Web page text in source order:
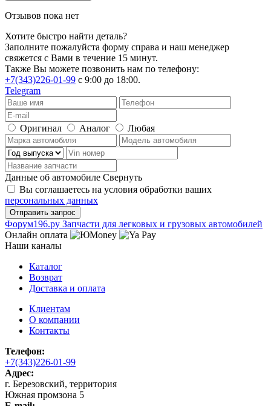
Отзывов пока нет
Хотите быстро найти деталь?
Заполните пожалуйста форму справа и наш менеджер
свяжется с Вами в течение 15 минут.
Также Вы можете позвонить нам по телефону:
+7(343)226-01-99 с 9:00 до 18:00.
Telegram
Оригинал Аналог Любая
Данные об автомобиле Свернуть
Вы соглашаетесь на условия обработки ваших
персональных данных
Фoрум196.ру Запчасти для легковых и грузовых автомобилей
Онлайн оплата
Наши каналы
Каталог
Возврат
Доставка и оплата
Клиентам
О компании
Контакты
Телефон:
+7(343)226-01-99
Адрес:
г. Березовский, территория
Южная промзона 5